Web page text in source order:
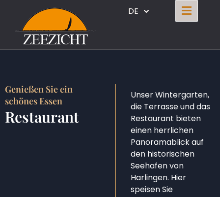
DE
Genießen Sie ein
schönes Essen
Restaurant
Unser Wintergarten,
die Terrasse und das
Restaurant bieten
einen herrlichen
Panoramablick auf
den historischen
Seehafen von
Harlingen. Hier
speisen Sie